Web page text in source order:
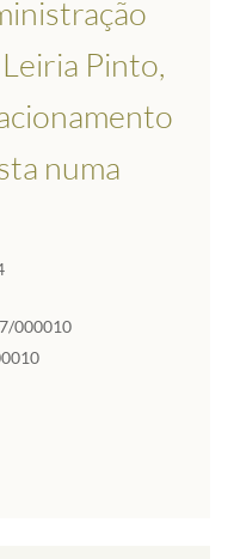
Pinto,
numa
000010